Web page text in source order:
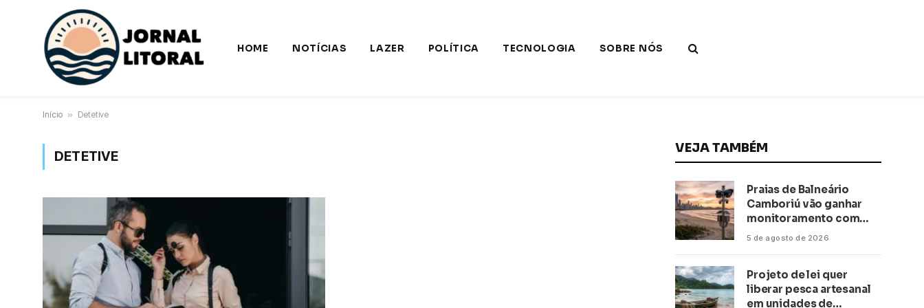
HOME NOTÍCIAS LAZER POLÍTICA TECNOLOGIA SOBRE NÓS
Início » Detetive
DETETIVE
VEJA TAMBÉM
Praias de Balneário
Camboriú vão ganhar
monitoramento com
inteligência artificial
5 de agosto de 2026
Projeto de lei quer
liberar pesca artesanal
em unidades de